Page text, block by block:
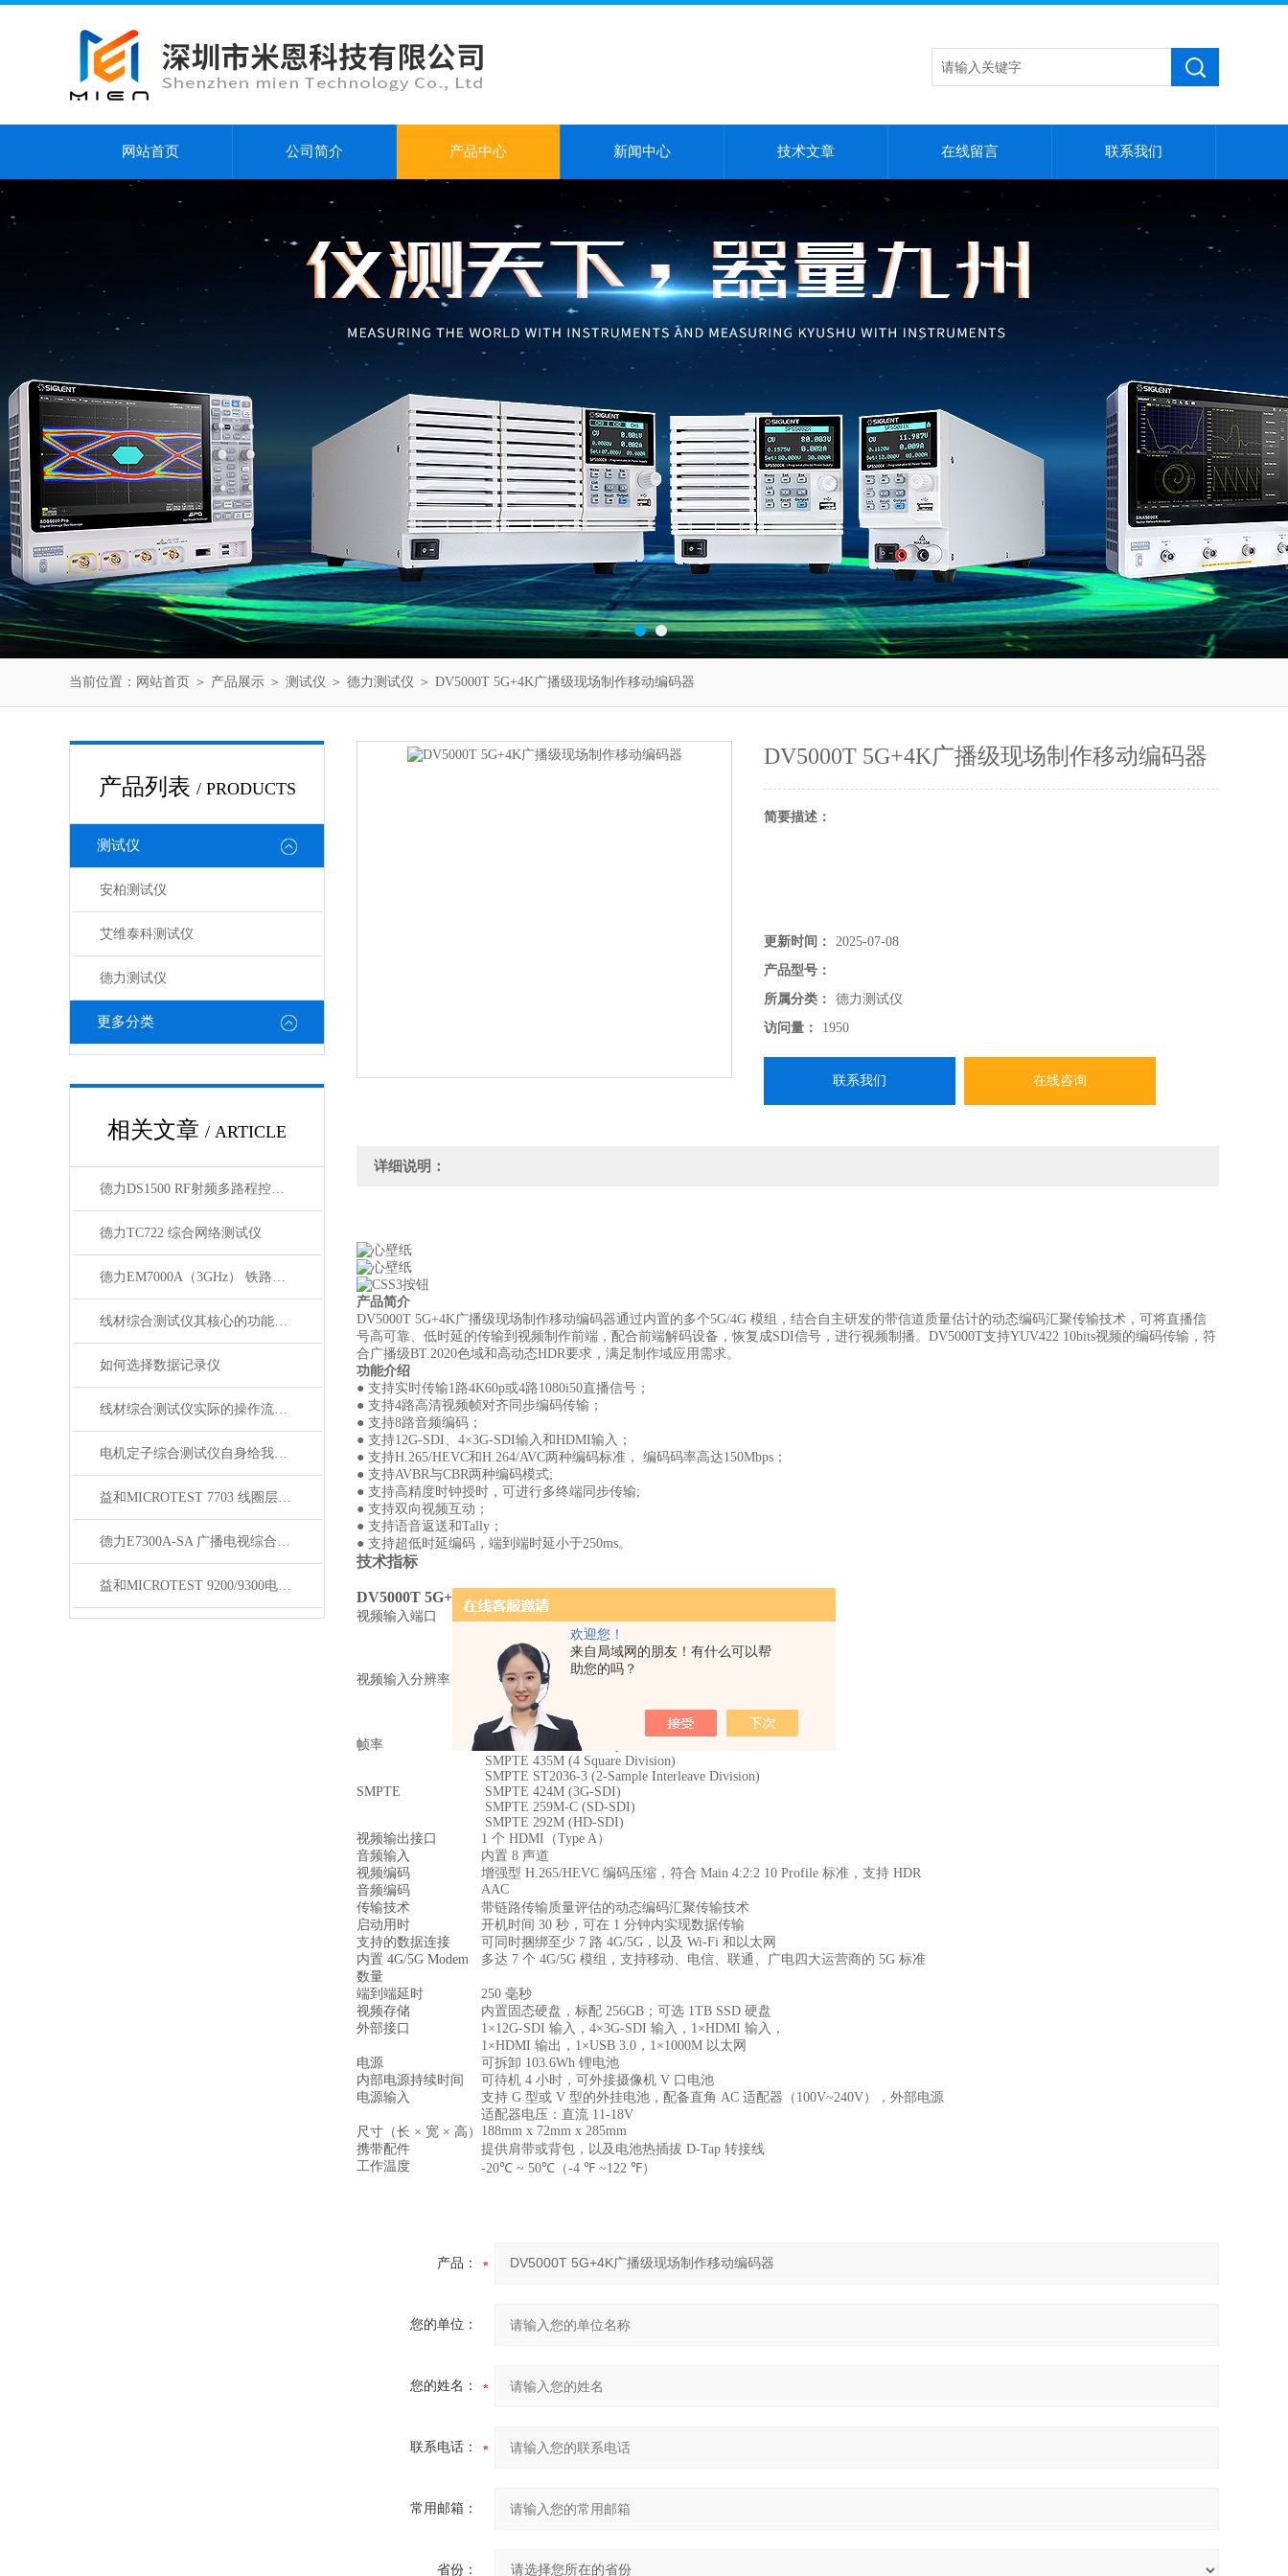
欢迎您！
来自局域网的朋友！有什么可以帮
助您的吗？
网站首页 公司简介 产品中心 新闻中心 技术文章 在线留言 联系我们
当前位置： 网站首页 ＞ 产品展示 ＞ 测试仪 ＞ 德力测试仪 ＞ DV5000T 5G+4K广播级现场制作移动编码器
产品列表 / PRODUCTS
测试仪
安柏测试仪
艾维泰科测试仪
德力测试仪
更多分类
相关文章 / ARTICLE
德力DS1500 RF射频多路程控开关（1U）
德力TC722 综合网络测试仪
德力EM7000A（3GHz） 铁路漏缆测试仪
线材综合测试仪其核心的功能是什么呢？
如何选择数据记录仪
线材综合测试仪实际的操作流程是怎样的呢？
电机定子综合测试仪自身给我们带来了怎样的优势呢？
益和MICROTEST 7703 线圈层间短路测试仪
德力E7300A-SA 广播电视综合测试仪（300kHz~3GHz）
益和MICROTEST 9200/9300电源测试系统
DV5000T 5G+4K广播级现场制作移动编码器
简要描述：
更新时间：
2025-07-08
产品型号：
所属分类：
德力测试仪
访问量：
1950
联系我们 在线咨询
详细说明：
产品简介
DV5000T 5G+4K广播级现场制作移动编码器通过内置的多个5G/4G 模组，结合自主研发的带信道质量估计的动态编码汇聚传输技术，可将直播信
号高可靠、低时延的传输到视频制作前端，配合前端解码设备，恢复成SDI信号，进行视频制播。DV5000T支持YUV422 10bits视频的编码传输，符
合广播级BT.2020色域和高动态HDR要求，满足制作域应用需求。
功能介绍
● 支持实时传输1路4K60p或4路1080i50直播信号；
● 支持4路高清视频帧对齐同步编码传输；
● 支持8路音频编码；
● 支持12G-SDI、4×3G-SDI输入和HDMI输入；
● 支持H.265/HEVC和H.264/AVC两种编码标准， 编码码率高达150Mbps；
● 支持AVBR与CBR两种编码模式;
● 支持高精度时钟授时，可进行多终端同步传输;
● 支持双向视频互动；
● 支持语音返送和Tally；
● 支持超低时延编码，端到端时延小于250ms。
技术指标
DV5000T 5G+4K广播级现场制作移动编码器
视频输入端口 4×3G-SDI，1×12G-SDI，1×HDMI
视频输入分辨率
3G-SDI 输入
1920×1080       4:2:0/4:2:2 10-bit/8-bit
1280×720         4:2:0/4:2:2 10-bit/8-bit
720×480 4:2:0/4:2:2 10-bit/8-bit
720×576 4:2:0/4:2:2 10-bit/8-bit
4 × 3G-SDI、
12G-SDI 输入
3840×2160       4:2:0/4:2:2 10-bit/8-bit
帧率
60/59.94/50/30/29.97/25p，60/50i
SMPTE
SMPTE 435M (4 Square Division)
SMPTE ST2036-3 (2-Sample Interleave Division)
SMPTE 424M (3G-SDI)
SMPTE 259M-C (SD-SDI)
SMPTE 292M (HD-SDI)
视频输出接口
1 个 HDMI（Type A）
音频输入
内置 8 声道
视频编码
增强型 H.265/HEVC 编码压缩，符合 Main 4:2:2 10 Profile 标准，支持 HDR
音频编码
AAC
传输技术
带链路传输质量评估的动态编码汇聚传输技术
启动用时
开机时间 30 秒，可在 1 分钟内实现数据传输
支持的数据连接
可同时捆绑至少 7 路 4G/5G，以及 Wi-Fi 和以太网
内置 4G/5G Modem
数量
多达 7 个 4G/5G 模组，支持移动、电信、联通、广电四大运营商的 5G 标准
端到端延时
250 毫秒
视频存储
内置固态硬盘，标配 256GB；可选 1TB SSD 硬盘
外部接口
1×12G-SDI 输入，4×3G-SDI 输入，1×HDMI 输入 ，
1×HDMI 输出，1×USB 3.0，1×1000M 以太网
电源
可拆卸 103.6Wh 锂电池
内部电源持续时间
可待机 4 小时，可外接摄像机 V 口电池
电源输入
支持 G 型或 V 型的外挂电池，配备直角 AC 适配器（100V~240V），外部电源
适配器电压：直流 11-18V
尺寸（长 × 宽 × 高） 188mm x 72mm x 285mm
携带配件
提供肩带或背包，以及电池热插拔 D-Tap 转接线
工作温度
-20℃ ~ 50℃（-4 ℉ ~122 ℉）
产品：
您的单位：
您的姓名：
联系电话：
常用邮箱：
省份：